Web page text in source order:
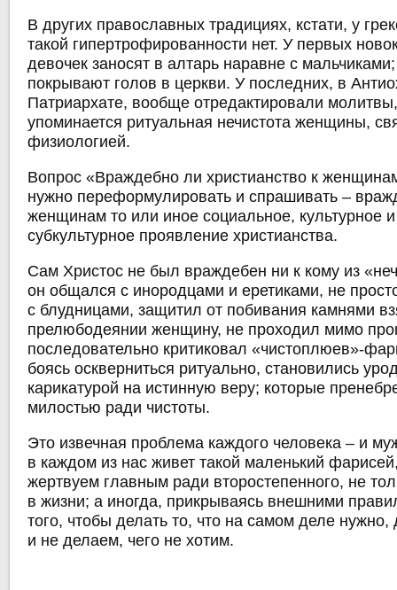
В других православных традициях, кстати, у
такой гипертрофированности нет. У первых
девочек заносят в алтарь наравне с
покрывают голов в церкви. У последних, в
Патриархате, вообще отредактировали
упоминается ритуальная нечистота женщины,
физиологией.
Вопрос «Враждебно ли христианство к
нужно переформулировать и спрашивать ‒
женщинам то или иное социальное, культурное
субкультурное проявление христианства.
Сам Христос не был враждебен ни к кому из
он общался с инородцами и еретиками, не
с блудницами, защитил от побивания камнями
прелюбодеянии женщину, не проходил мимо
последовательно критиковал «чистоплюев»-
боясь оскверниться ритуально, становились
карикатурой на истинную веру; которые
милостью ради чистоты.
Это извечная проблема каждого человека ‒ и
в каждом из нас живет такой маленький
жертвуем главным ради второстепенного, не
в жизни; а иногда, прикрываясь внешними
того, чтобы делать то, что на самом деле нужно,
и не делаем, чего не хотим.